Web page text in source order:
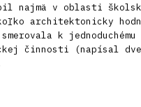
najmä v oblasti
architektonicky
k
činnosti (napísal